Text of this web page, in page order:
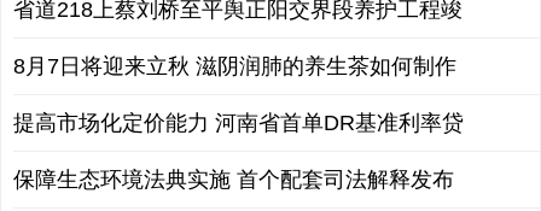
省道218上蔡刘桥至平舆正阳交界段养护工程竣
8月7日将迎来立秋 滋阴润肺的养生茶如何制作
提高市场化定价能力 河南省首单DR基准利率贷
保障生态环境法典实施 首个配套司法解释发布